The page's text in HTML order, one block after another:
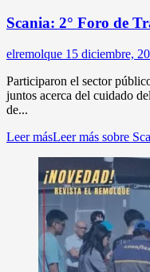
Scania: 2° Foro de
elremolque 15 diciembre,
Participaron el sector
juntos acerca del cuidado
de...
Leer másLeer más sobre